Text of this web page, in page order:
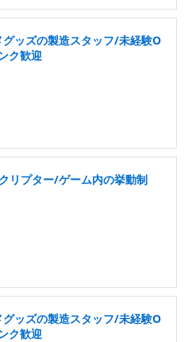
グッズの製造スタッフ/未経験O
ク歓迎
リプター/ゲーム内の挙動制
グッズの製造スタッフ/未経験O
ク歓迎